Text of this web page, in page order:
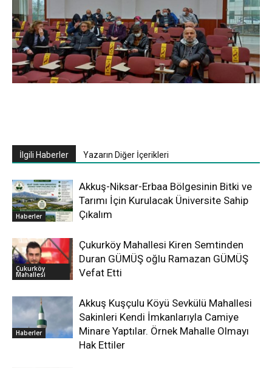
İlgili Haberler Yazarın Diğer İçerikleri
Haberler
Akkuş-Niksar-Erbaa Bölgesinin Bitki ve
Tarımı İçin Kurulacak Üniversite Sahip
Çıkalım
Çukurköy
Mahallesi
Çukurköy Mahallesi Kiren Semtinden
Duran GÜMÜŞ oğlu Ramazan GÜMÜŞ
Vefat Etti
Haberler
Akkuş Kuşçulu Köyü Sevkülü Mahallesi
Sakinleri Kendi İmkanlarıyla Camiye
Minare Yaptılar. Örnek Mahalle Olmayı
Hak Ettiler